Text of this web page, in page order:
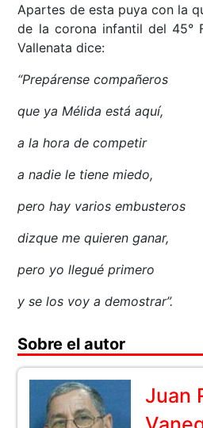
Apartes de esta puya con la
de la corona infantil del 45°
Vallenata dice:
“Prepárense compañeros
que ya Mélida está aquí,
a la hora de competir
a nadie le tiene miedo,
pero hay varios embusteros
dizque me quieren ganar,
pero yo llegué primero
y se los voy a demostrar”.
Sobre el autor
Juan